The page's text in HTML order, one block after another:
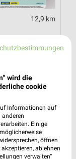
12,9 km
wird die
cookie
Informationen auf
anderen
Einige
öffnen
ablehnen
verwalten“